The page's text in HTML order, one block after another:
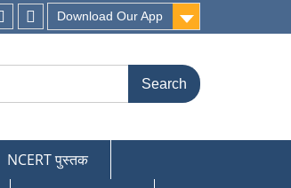
Download Our App
NCERT पुस्तक